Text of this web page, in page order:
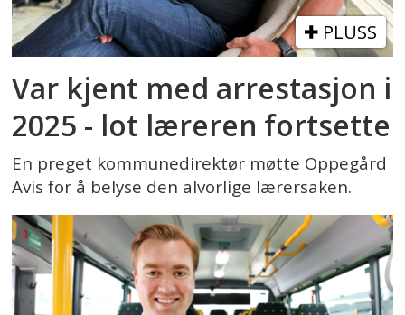
PLUSS
Var kjent med arrestasjon i
2025 - lot læreren fortsette
En preget kommunedirektør møtte Oppegård
Avis for å belyse den alvorlige lærersaken.